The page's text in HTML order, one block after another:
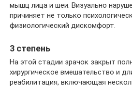
мышц лица и шеи. Визуально
причиняет не только
физиологический дискомфорт.
3 степень
На этой стадии зрачок закрыт
хирургическое вмешательство и
реабилитация, включающая